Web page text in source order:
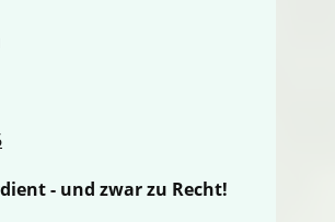
- und zwar zu Recht!